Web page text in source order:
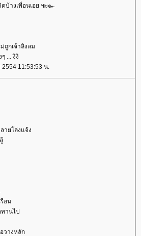
ดบ้างเพื่อนเอย ๚ะ๛
ถูกเจ้าลิงลม
... งิงิ
11:53:53 น.
ายโล่งแจ้ง
อน
ทานไป
อวางหลัก